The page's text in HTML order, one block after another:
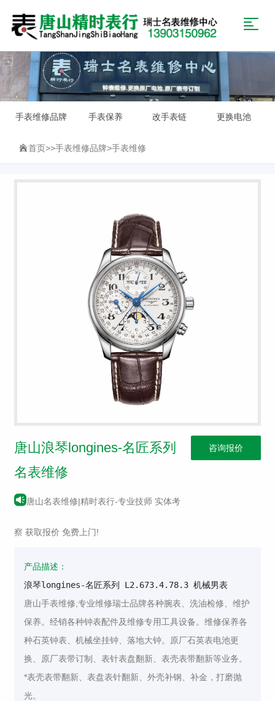
手表维修品牌 手表保养 改手表链 更换电池
首页>>手表维修品牌>手表维修
唐山浪琴longines-名匠系列
名表维修
唐山名表维修|精时表行-专业技师 实体考
察 获取报价 免费上门!
咨询报价
产品描述：
浪琴longines-名匠系列 L2.673.4.78.3 机械男表
唐山手表维修,专业维修瑞士品牌各种腕表、洗油检修、维护
保养。经销各种钟表配件及维修专用工具设备。维修保养各
种石英钟表、机械坐挂钟、落地大钟。原厂石英表电池更
换、原厂表带订制、表针表盘翻新、表壳表带翻新等业务。
*表壳表带翻新、表盘表针翻新、外壳补钢、补金，打磨抛
光。